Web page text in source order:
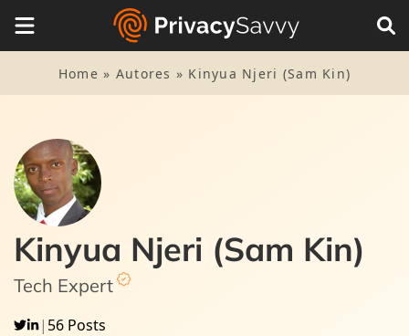
Home » Autores » Kinyua Njeri (Sam Kin)
Kinyua Njeri (Sam Kin)
Tech Expert
| 56 Posts